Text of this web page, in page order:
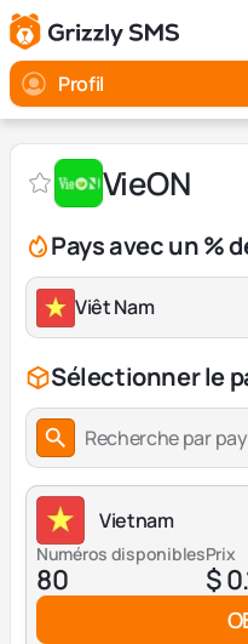
Profil
VieON
Pays avec un %
Viêt Nam
Sélectionner le
Recherche par
Vietnam
Numéros disponibles
80
Prix
$